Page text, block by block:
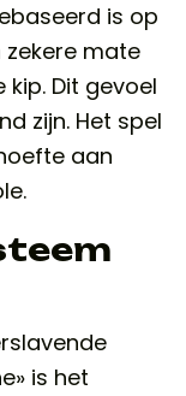
is op
zekere mate
Dit gevoel
zijn. Het spel
aan
is het